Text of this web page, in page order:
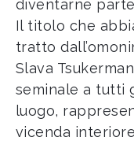
diventarne
Il titolo che
tratto
Slava
sem­inale a tutti
luogo,
vicenda